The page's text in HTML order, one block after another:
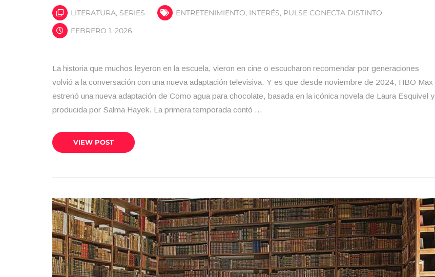
LITERATURA, SERIES ENTRETENIMIENTO, INTERÉS, PULSE CONECTA DISTINTO
FEBRERO 1, 2026
La historia que muchos leyeron en la escuela, vieron en cine o escucharon recomendar por generaciones
volvió a la conversación con una nueva adaptación televisiva. Y es que desde noviembre de 2024, HBO Max
estrenó una nueva adaptación de Como agua para chocolate, basada en la icónica novela de Laura Esquivel y
producida por Salma Hayek. La primera temporada contó …
VIEW POST